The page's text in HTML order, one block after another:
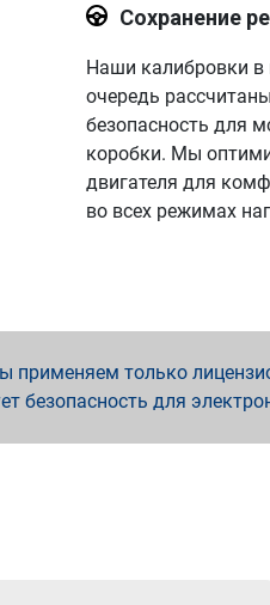
Сохранение
Наши калибровки в
очередь
безопасность для
коробки. Мы
двигателя для
во всех режимах
только
безопасность для